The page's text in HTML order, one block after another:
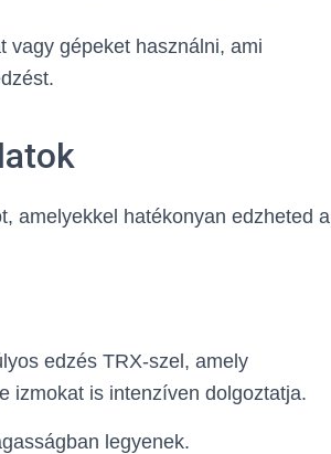
vagy gépeket használni, ami
amelyekkel hatékonyan edzheted a
edzés TRX-szel, amely
izmokat is intenzíven dolgoztatja.
legyenek.